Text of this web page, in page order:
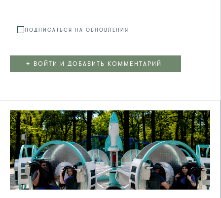
ПОДПИСАТЬСЯ НА ОБНОВЛЕНИЯ
+ ВОЙТИ И ДОБАВИТЬ КОММЕНТАРИЙ